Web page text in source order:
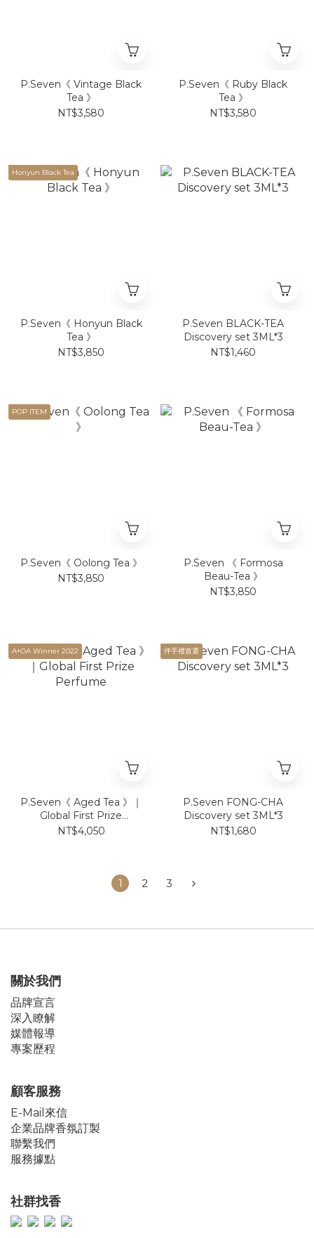
P.Seven《 Vintage Black
Tea 》
NT$3,580
P.Seven《 Ruby Black
Tea 》
NT$3,580
Honyun Black Tea
P.Seven《 Honyun Black
Tea 》
NT$3,850
P.Seven BLACK-TEA
Discovery set 3ML*3
NT$1,460
POP ITEM
P.Seven《 Oolong Tea 》
NT$3,850
P.Seven 《 Formosa
Beau-Tea 》
NT$3,850
A+OA Winner 2022
P.Seven《 Aged Tea 》｜
Global First Prize
Perfume
NT$4,050
伴手禮首選
P.Seven FONG-CHA
Discovery set 3ML*3
NT$1,680
1 2 3
關於我們
品牌宣言
深入瞭解
媒體報導
專案歷程
顧客服務
E-Mail來信
企業品牌香氛訂製
聯繫我們
服務據點
社群找香